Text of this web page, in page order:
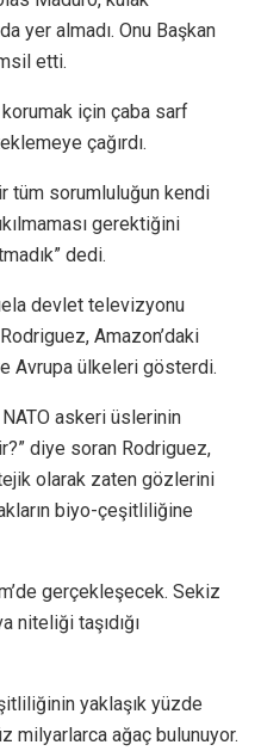
yer almadı. Onu Başkan
etti.
için çaba sarf
çağırdı.
tüm sorumluluğun kendi
gerektiğini
dedi.
devlet televizyonu
Amazon’daki
Avrupa ülkeleri gösterdi.
askeri üslerinin
diye soran Rodriguez,
olarak zaten gözlerini
biyo-çeşitliliğine
gerçekleşecek. Sekiz
niteliği taşıdığı
yaklaşık yüzde
milyarlarca ağaç bulunuyor.